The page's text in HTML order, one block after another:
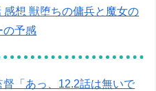
想 獣堕ちの傭兵と魔女の
の予感
督「あっ、12.2話は無いで